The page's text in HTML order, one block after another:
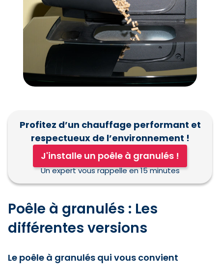
Profitez d’un chauffage performant et
respectueux de l’environnement !
J'installe un poêle à granulés !
Un expert vous rappelle en 15 minutes
Poêle à granulés : Les
différentes versions
Le poêle à granulés qui vous convient